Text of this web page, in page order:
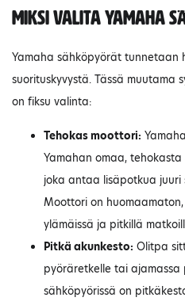
Miksi valita Yamaha
Yamaha sähköpyörät tunnetaan
suorituskyvystä. Tässä muutama
on fiksu valinta:
Tehokas moottori:
Yamahan omaa,
joka antaa lisäpotkua juuri
Moottori on
ylämäissä ja pitkillä
Pitkä akunkesto: Olitpa
pyöräretkelle tai
sähköpyörissä on